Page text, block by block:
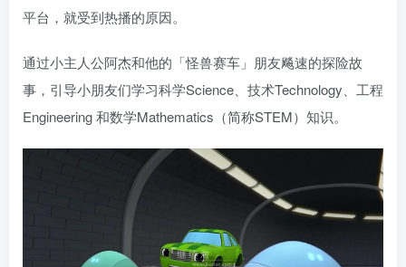
平台，就受到热播的原因。
通过小主人公阿杰和他的「怪兽赛车」朋友飚速的探险故
事，引导小朋友们学习科学Science、技术Technology、工程
Engineering 和数学Mathematics（简称STEM）知识。